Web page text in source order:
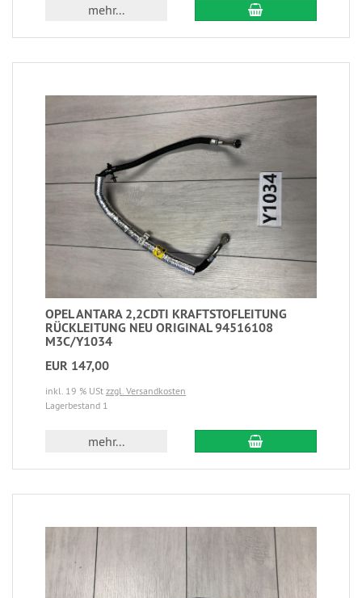
mehr...
OPEL ANTARA 2,2CDTI KRAFTSTOFLEITUNG
RÜCKLEITUNG NEU ORIGINAL 94516108
M3C/Y1034
EUR 147,00
inkl. 19 % USt zzgl. Versandkosten
Lagerbestand 1
mehr...